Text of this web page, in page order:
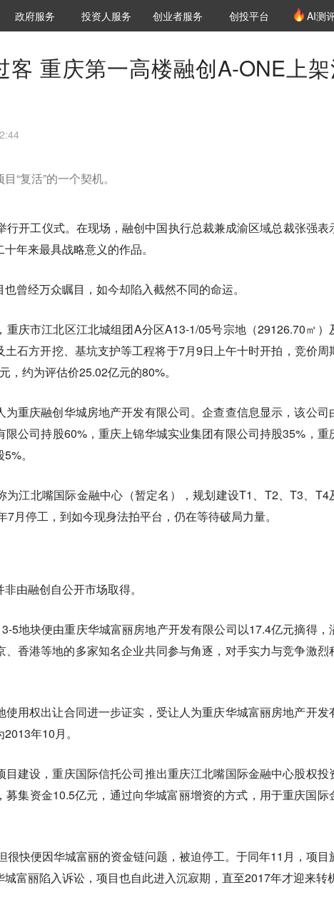
城市之窗
政府服务 VClub投资机构库
投资机构职位推介
投资人服务 创投氪堂
创业者服务 创投平台 AI测
客 重庆第一高楼融创A-ONE上
“复活”的一个契机。
开工仪式。在现场，融创中国执行总裁兼成渝区域总裁张强表
年来最具战略意义的作品。
曾经万众瞩目，如今却陷入截然不同的命运。
重庆市江北区江北城组团A分区A13-1/05号宗地（29126.70㎡）
石方开挖、基坑支护等工程将于7月9日上午十时开拍，竞价周
，约为评估价25.02亿元的80%。
重庆融创华城房地产开发有限公司。企查查信息显示，该公司
公司持股60%，重庆上锦华城实业集团有限公司持股35%，重
。
为江北嘴国际金融中心（暂定名），规划建设T1、T2、T3、T4
月停工，到如今现身法拍平台，仍在等待破局力量。
由融创自公开市场取得。
5地块便由重庆华城富丽房地产开发有限公司以17.4亿元摘得，
香港等地的多家知名企业共同参与角逐，对手实力与竞争激烈
用权出让合同进一步证实，受让人为重庆华城富丽房地产开发
年10月。
目建设，重庆国际信托公司推出重庆江北嘴国际金融中心股权投
集资金10.5亿元，通过向华城富丽增资的方式，用于重庆国际
很快便因华城富丽的资金链问题，被迫停工。于同年11月，项目
富丽陷入诉讼，项目也自此进入沉寂期，直至2017年才迎来转